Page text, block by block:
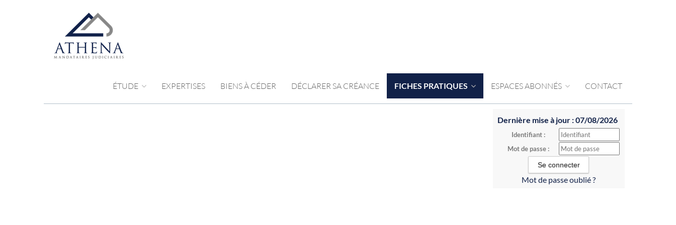
ÉTUDE EXPERTISES BIENS À CÉDER DÉCLARER SA CRÉANCE FICHES PRATIQUES ESPACES ABONNÉS CONTACT
Dernière mise à jour : 07/08/2026
Identifiant :
Mot de passe :
Mot de passe oublié ?